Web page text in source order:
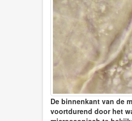
De binnenkant van de
voortdurend door het